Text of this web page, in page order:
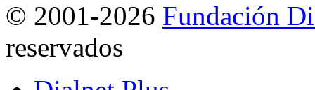
© 2001-2026 Fundación
reservados